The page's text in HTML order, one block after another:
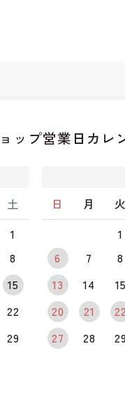
ップ営業日カレ
土
1
8
15
22
29
日
月 火
1
6
7 8
13
14 15
20
21 22
27
28